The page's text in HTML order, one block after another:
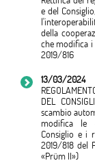
e del
della
che modifica i
2019/816
13/03/2024
DEL
scambio
modifica le
Consiglio e i
2019/818 del
«Prüm II»)